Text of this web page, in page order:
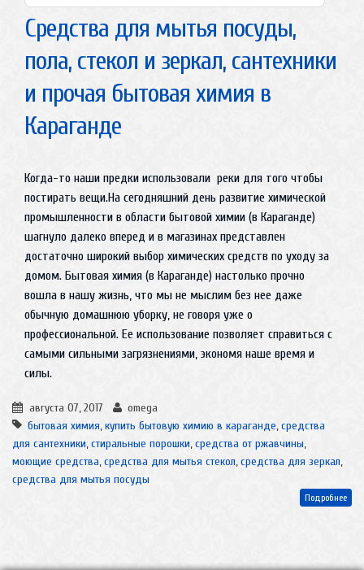
Средства для мытья посуды,
пола, стекол и зеркал, сантехники
и прочая бытовая химия в
Караганде
Когда-то наши предки использовали реки для того чтобы
постирать вещи.На сегодняшний день развитие химической
промышленности в области бытовой химии (в Караганде)
шагнуло далеко вперед и в магазинах представлен
достаточно широкий выбор химических средств по уходу за
домом. Бытовая химия (в Караганде) настолько прочно
вошла в нашу жизнь, что мы не мыслим без нее даже
обычную домашнюю уборку, не говоря уже о
профессиональной. Ее использование позволяет справиться с
самыми сильными загрязнениями, экономя наше время и
силы.
августа 07, 2017
omega
бытовая химия,купить бытовую химию в караганде,средства
для сантехники,стиральные порошки,средства от ржавчины,
моющие средства,средства для мытья стекол,средства для зеркал,
средства для мытья посуды
Подробнее